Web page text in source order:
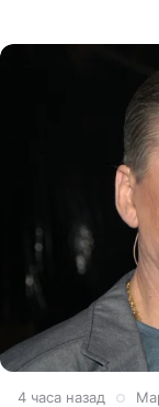
4 часа назад